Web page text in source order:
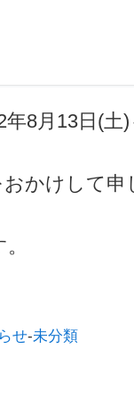
8月13日(土
かけして
せ-未分類